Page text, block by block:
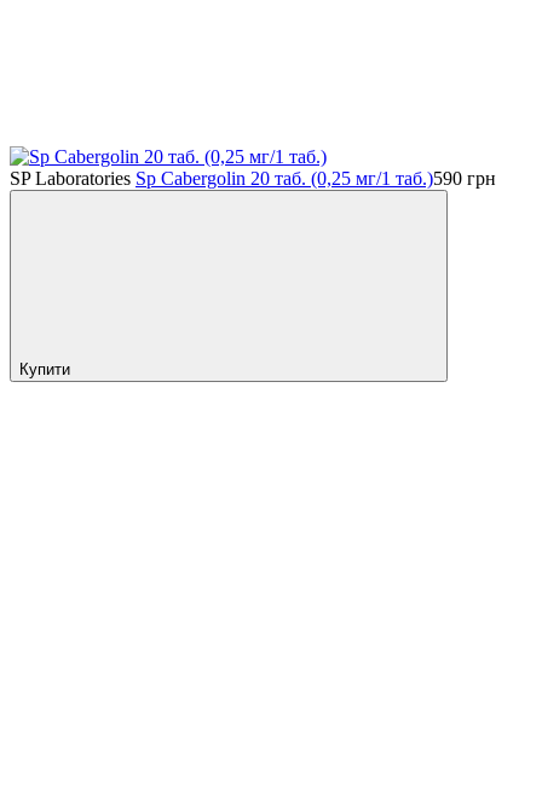
SP Laboratories Sp Cabergolin 20 таб. (0,25 мг/1 таб.)590 грн
Купити